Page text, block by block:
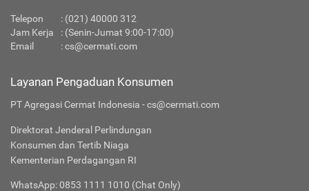
Telepon : (021) 40000 312
Jam Kerja
: (Senin-Jumat 9:00-17:00)
Email
:cs@cermati.com
Layanan Pengaduan Konsumen
PT Agregasi Cermat Indonesia - cs@cermati.com
Direktorat Jenderal Perlindungan
Konsumen dan Tertib Niaga
Kementerian Perdagangan RI
WhatsApp: 0853 1111 1010 (Chat Only)